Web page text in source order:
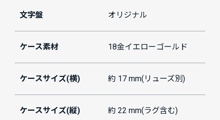
文字盤 オリジナル
ケース素材 18金イエローゴールド
ケースサイズ(横) 約 17 mm(リューズ別)
ケースサイズ(縦) 約 22 mm(ラグ含む)